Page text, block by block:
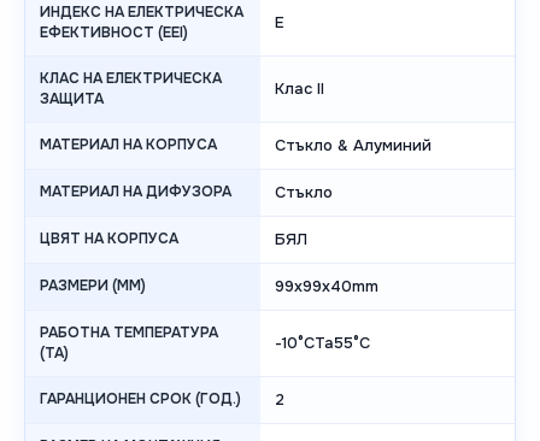
ИНДЕКС НА ЕЛЕКТРИЧЕСКА
ЕФЕКТИВНОСТ (EEI)
E
КЛАС НА ЕЛЕКТРИЧЕСКА
ЗАЩИТА
Клас II
МАТЕРИАЛ НА КОРПУСА Стъкло & Алуминий
МАТЕРИАЛ НА ДИФУЗОРА Стъкло
ЦВЯТ НА КОРПУСА БЯЛ
РАЗМЕРИ (MM) 99x99x40mm
РАБОТНА ТЕМПЕРАТУРА
(TA)
-10°CTa55°C
ГАРАНЦИОНЕН СРОК (ГОД.) 2